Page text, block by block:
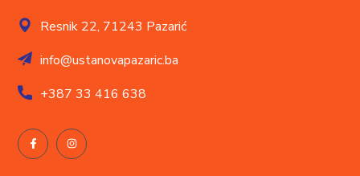
Resnik 22, 71243 Pazarić
info@ustanovapazaric.ba
+38733 416 638